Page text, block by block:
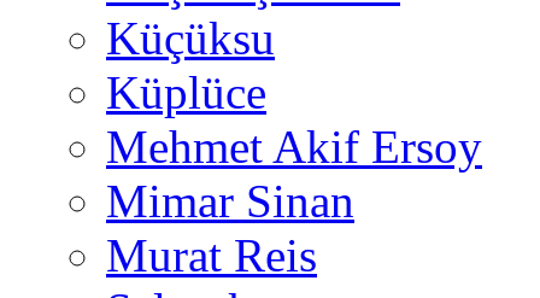
Küçüksu
Küplüce
Mehmet Akif Ersoy
Mimar Sinan
Murat Reis